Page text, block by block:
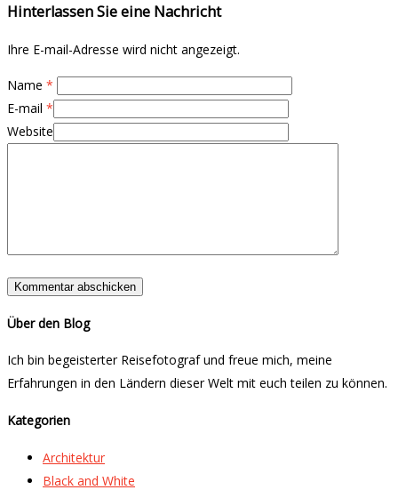
Hinterlassen Sie eine Nachricht
Ihre E-mail-Adresse wird nicht angezeigt.
Name *
E-mail *
Website
Über den Blog
Ich bin begeisterter Reisefotograf und freue mich, meine
Erfahrungen in den Ländern dieser Welt mit euch teilen zu können.
Kategorien
Architektur
Black and White